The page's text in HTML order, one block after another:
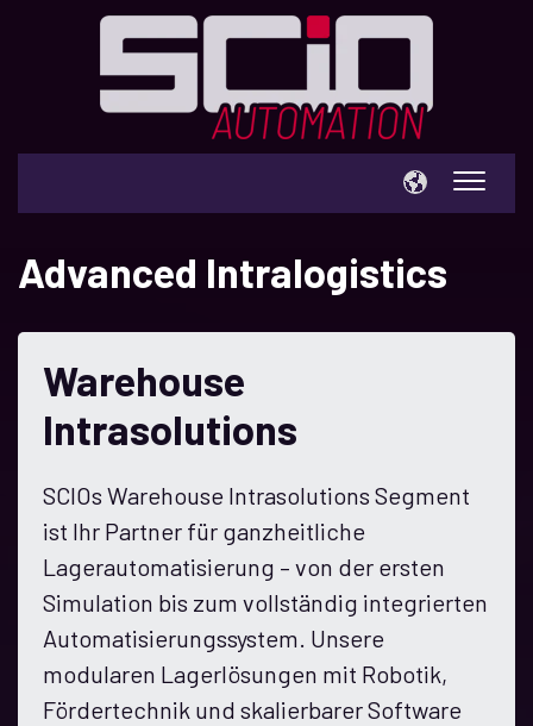
INNOVATIONEN
BRANCHEN
ÜBER SCIO
UPDATE
Advanced Intralogistics
Warehouse
Intrasolutions
SCIOs Warehouse Intrasolutions Segment
ist Ihr Partner für ganzheitliche
Lagerautomatisierung – von der ersten
Simulation bis zum vollständig integrierten
Automatisierungssystem. Unsere
modularen Lagerlösungen mit Robotik,
Fördertechnik und skalierbarer Software